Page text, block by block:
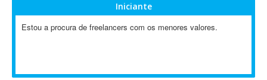
A-GPS
Iniciante
Estou a procura de freelancers com os menores valores.